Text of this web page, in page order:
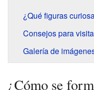
¿Qué figuras
Consejos para
Galería de
¿Cómo se